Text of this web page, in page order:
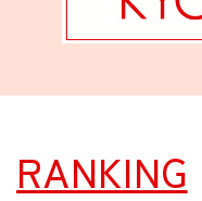
RANKING